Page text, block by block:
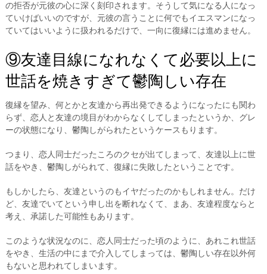
の拒否が元彼の心に深く刻印されます。そうして気になる人になっ
ていけばいいのですが、元彼の言うことに何でもイエスマンになっ
ていてはいいように扱われるだけで、一向に復縁には進めません。
⑨友達目線になれなくて必要以上に
世話を焼きすぎて鬱陶しい存在
復縁を望み、何とかと友達から再出発できるようになったにも関わ
らず、恋人と友達の境目がわからなくしてしまったというか、グレ
ーの状態になり、鬱陶しがられたというケースもります。
つまり、恋人同士だったころのクセが出てしまって、友達以上に世
話をやき、鬱陶しがられて、復縁に失敗したということです。
もしかしたら、友達というのもイヤだったのかもしれません。だけ
ど、友達でいてという申し出を断れなくて、まあ、友達程度ならと
考え、承諾した可能性もあります。
このような状況なのに、恋人同士だった頃のように、あれこれ世話
をやき、生活の中にまで介入してしまっては、鬱陶しい存在以外何
もないと思われてしまいます。